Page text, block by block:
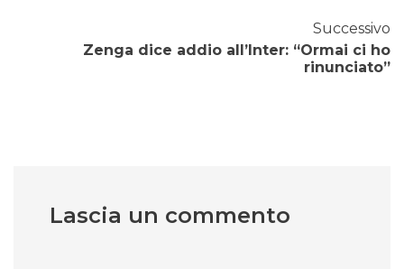
Successivo
Zenga dice addio all’Inter: “Ormai ci ho
rinunciato”
Lascia un commento